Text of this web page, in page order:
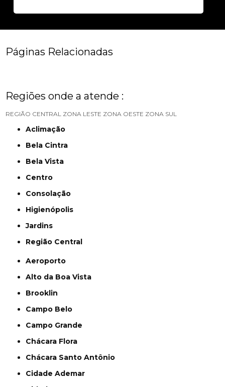
Páginas Relacionadas
Regiões onde a atende :
REGIÃO CENTRAL ZONA LESTE ZONA OESTE ZONA SUL
Aclimação
Bela Cintra
Bela Vista
Centro
Consolação
Higienópolis
Jardins
Região Central
Aeroporto
Alto da Boa Vista
Brooklin
Campo Belo
Campo Grande
Chácara Flora
Chácara Santo Antônio
Cidade Ademar